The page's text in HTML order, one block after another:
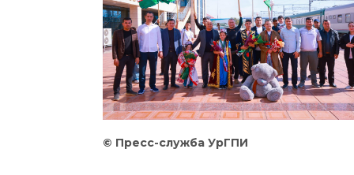
© Пресс-служба УрГПИ